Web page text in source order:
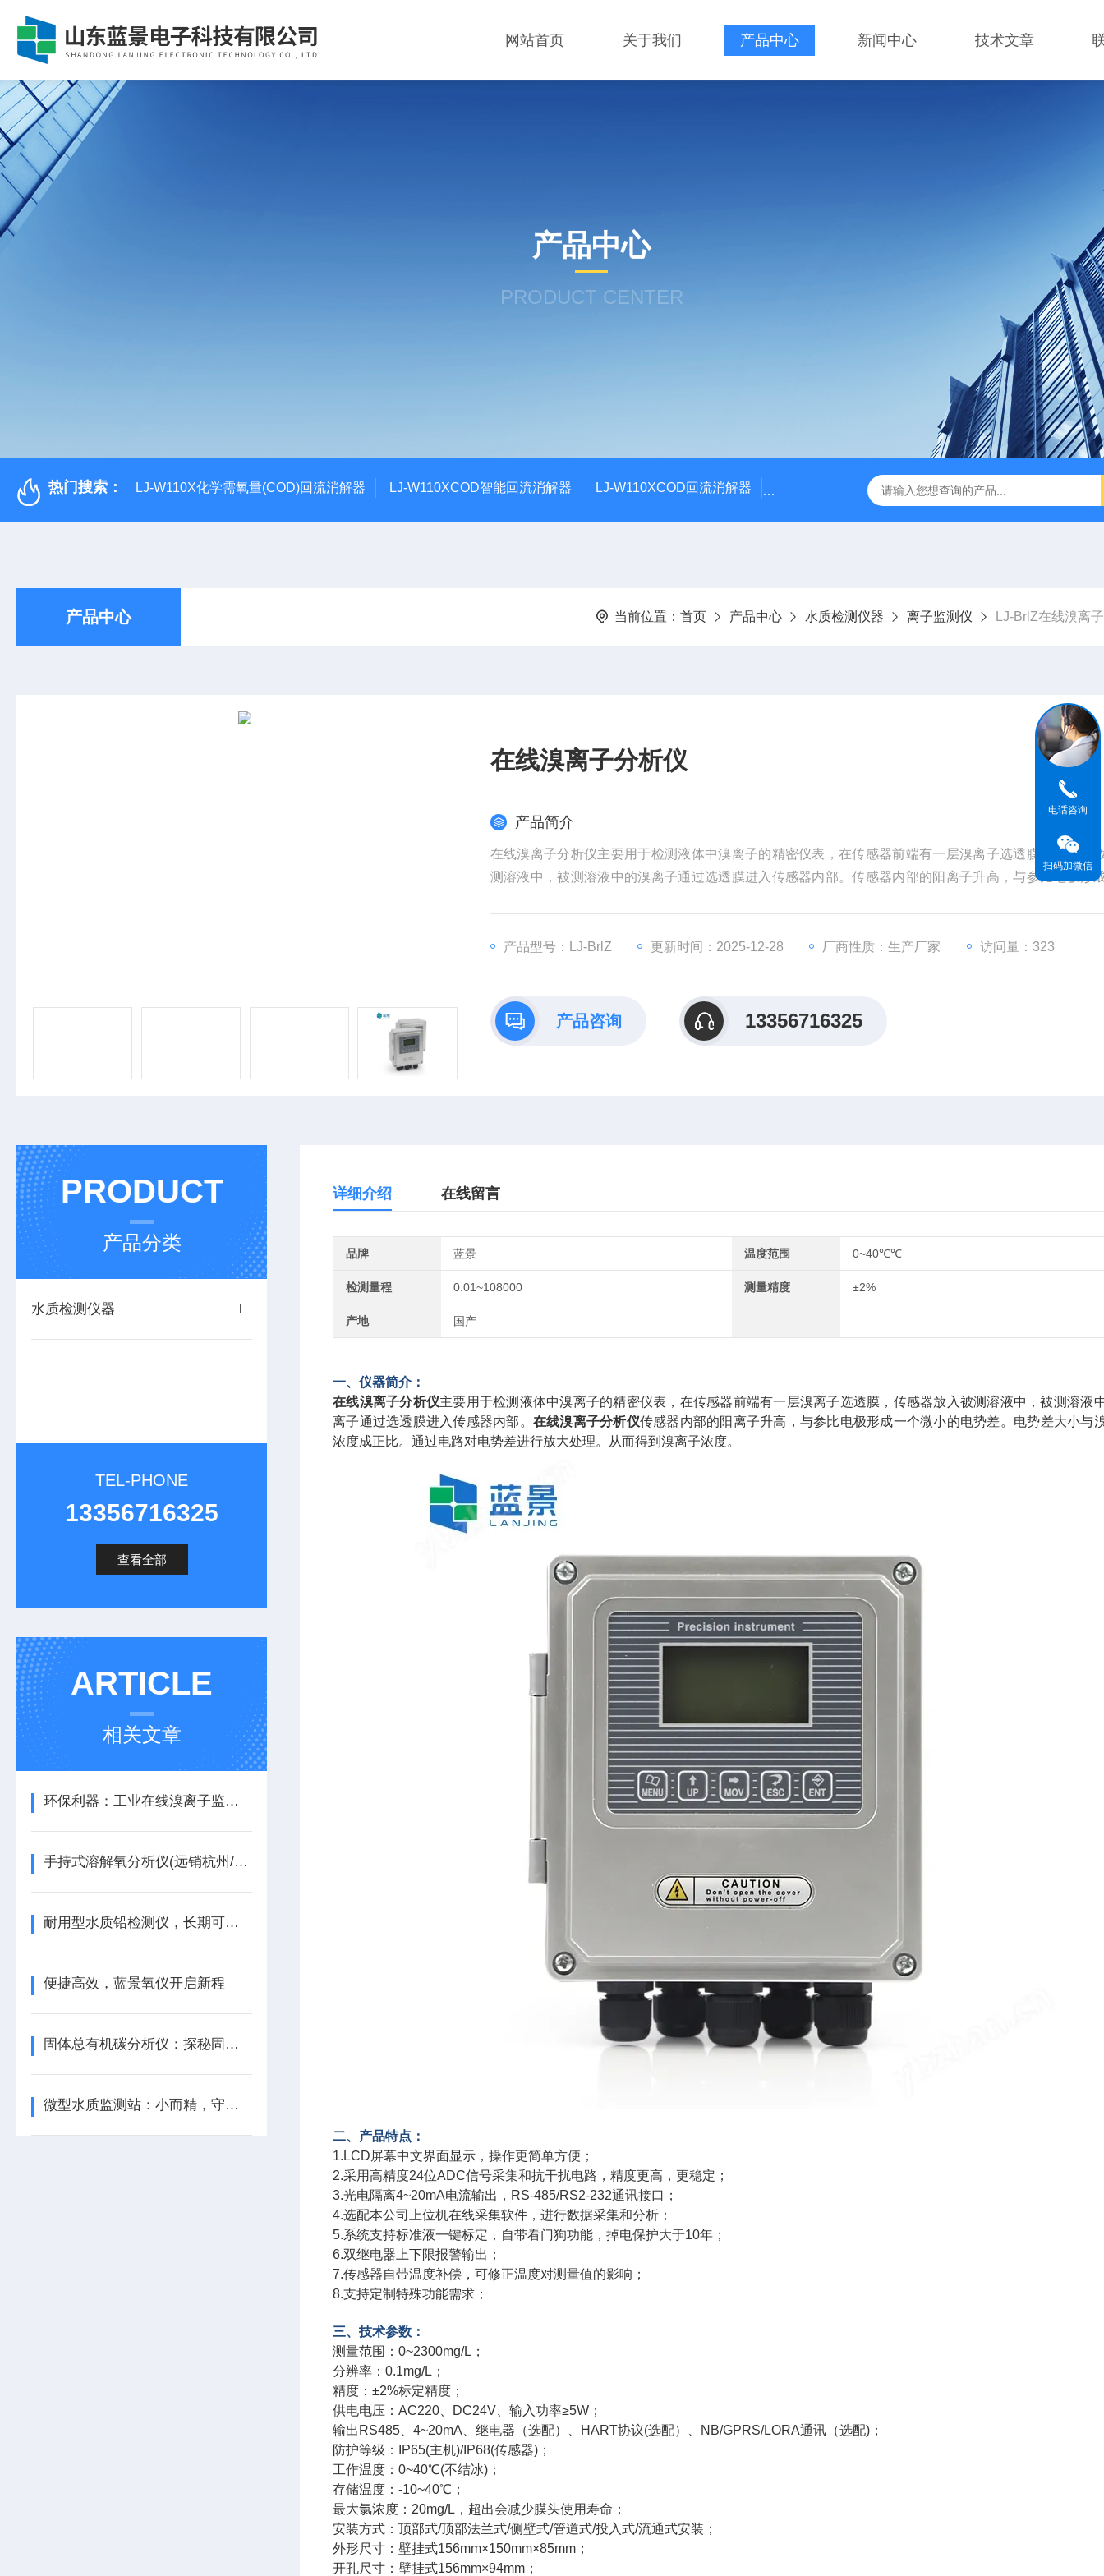
网站首页 关于我们 产品中心 新闻中心 技术文章
产品中心
PRODUCT CENTER
热门搜索： LJ-W110X化学需氧量(COD)回流消解器 LJ-W110XCOD智能回流消解器 LJ-W110XCOD回流消解器 LJ-W110X标准COD消解器 LJ-W110XCOD消解器
产品中心 当前位置： 首页 产品中心 水质检测仪器 离子监测仪 LJ-BrlZ在线溴离
在线溴离子分析仪
产品简介
在线溴离子分析仪主要用于检测液体中溴离子的精密仪表，在传感器前端有一层溴离子选透膜，传感器
测溶液中，被测溶液中的溴离子通过选透膜进入传感器内部。传感器内部的阳离子升高，与参比电极形
产品型号：LJ-BrlZ 更新时间：2025-12-28 厂商性质：生产厂家 访问量：323
产品咨询 13356716325
PRODUCT
产品分类
水质检测仪器
TEL-PHONE
13356716325
查看全部
ARTICLE
相关文章
环保利器：工业在线溴离子监测仪，助力废水达标排放
手持式溶解氧分析仪(远销杭州/山东/上海)
耐用型水质铅检测仪，长期可靠的水质守护者
便捷高效，蓝景氧仪开启新程
固体总有机碳分析仪：探秘固体碳世界，驱动行业发展
微型水质监测站：小而精，守护水世界
详细介绍 在线留言
品牌 蓝景 温度范围 0~40℃℃
检测量程 0.01~108000 测量精度 ±2%
产地 国产
一、仪器简介：
在线溴离子分析仪主要用于检测液体中溴离子的精密仪表，在传感器前端有一层溴离子选透膜，传感器放入被测溶液中，被测溶液
离子通过选透膜进入传感器内部。 在线溴离子分析仪传感器内部的阳离子升高，与参比电极形成一个微小的电势差。电势差大小与
浓度成正比。通过电路对电势差进行放大处理。从而得到溴离子浓度。
二、产品特点：
1.LCD屏幕中文界面显示，操作更简单方便；
2.采用高精度24位ADC信号采集和抗干扰电路，精度更高，更稳定；
3.光电隔离4~20mA电流输出，RS-485/RS2-232通讯接口；
4.选配本公司上位机在线采集软件，进行数据采集和分析；
5.系统支持标准液一键标定，自带看门狗功能，掉电保护大于10年；
6.双继电器上下限报警输出；
7.传感器自带温度补偿，可修正温度对测量值的影响；
8.支持定制特殊功能需求；
三、技术参数：
测量范围： 0~2300mg/L；
分辨率：0.1mg/L；
精度：±2%标定精度；
供电电压：AC220、DC24V、输入功率≥5W；
输出RS485、4~20mA、继电器（选配）、HART协议(选配）、NB/GPRS/LORA通讯（选配)；
防护等级：IP65(主机)/IP68(传感器)；
工作温度：0~40℃(不结冰)；
存储温度：-10~40℃；
最大氯浓度：20mg/L，超出会减少膜头使用寿命；
安装方式：顶部式/顶部法兰式/侧壁式/管道式/投入式/流通式安装；
外形尺寸：壁挂式156mm×150mm×85mm；
开孔尺寸：壁挂式156mm×94mm；
电话咨询
扫码加微信